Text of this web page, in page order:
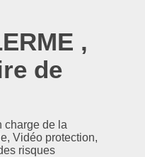
,
de
charge de la
Vidéo protection,
risques